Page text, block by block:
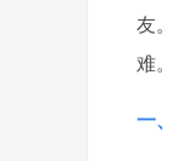
友
难
一